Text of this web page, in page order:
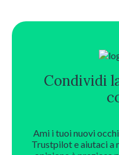
Condividi
Ami i tuoi nuovi
Trustpilot e aiutaci a